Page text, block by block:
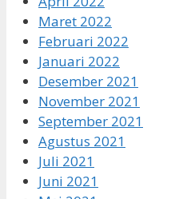
Maret 2022
Februari 2022
Januari 2022
Desember 2021
November 2021
September 2021
Agustus 2021
Juli 2021
Juni 2021